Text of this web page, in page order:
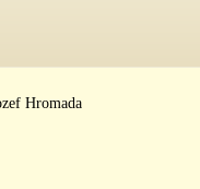
Hromada